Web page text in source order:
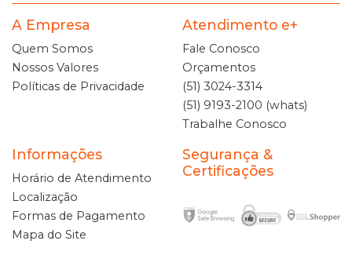
A Empresa
Quem Somos
Nossos Valores
Políticas de Privacidade
Atendimento e+
Fale Conosco
Orçamentos
(51) 3024-3314
(51) 9193-2100 (whats)
Trabalhe Conosco
Informações
Horário de Atendimento
Localização
Formas de Pagamento
Mapa do Site
Segurança &
Certificações